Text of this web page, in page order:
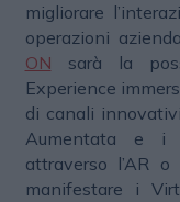
migliorare
operazioni
ON sarà la
Experience
di canali
Aumentata e i
attraverso l’AR
manifestare i